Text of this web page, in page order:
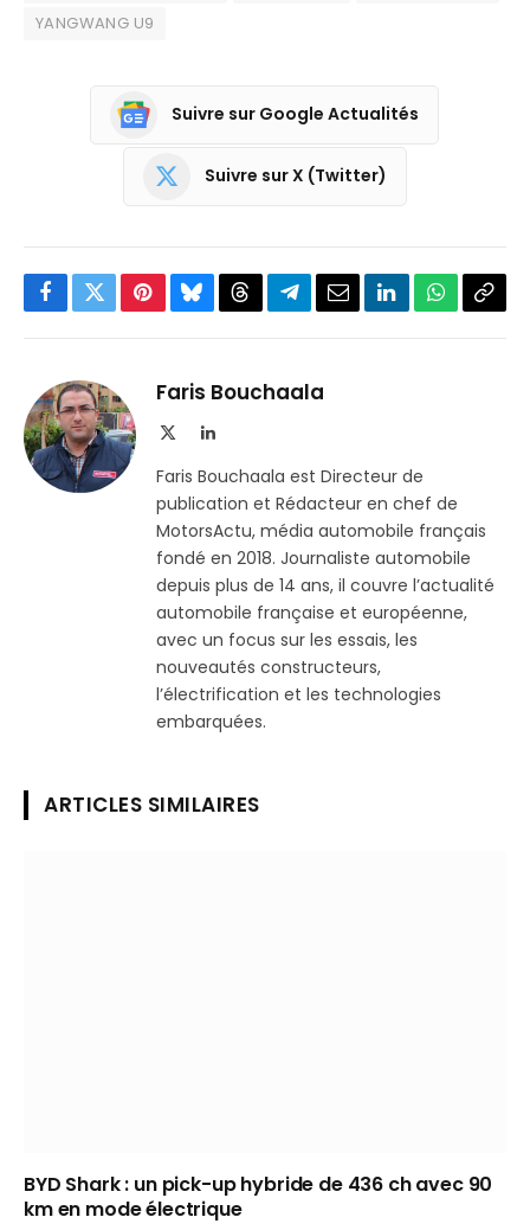
YANGWANG U9
Suivre sur Google Actualités
Suivre sur X (Twitter)
Facebook
TwitterPinterestBlueskyThreadsPartager
Telegram
EmailLinkedInWhatsApp
Faris Bouchaala
LinkedIn
Faris Bouchaala est Directeur de
publication et Rédacteur en chef de
MotorsActu, média automobile français
fondé en 2018. Journaliste automobile
depuis plus de 14 ans, il couvre l’actualité
automobile française et européenne,
avec un focus sur les essais, les
nouveautés constructeurs,
l’électrification et les technologies
embarquées.
ARTICLES SIMILAIRES
BYD Shark : un pick-up hybride de 436 ch avec 90
km en mode électrique